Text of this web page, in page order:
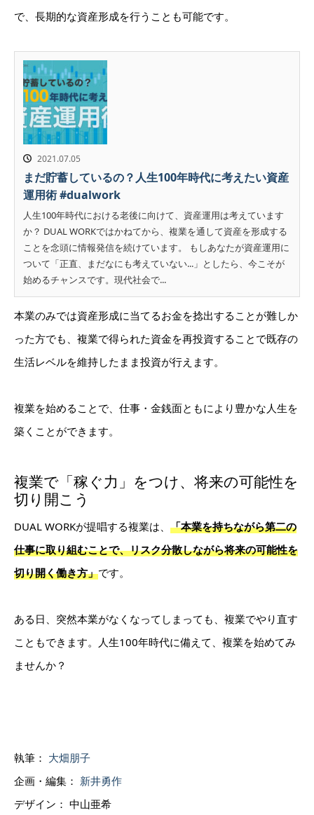
で、長期的な資産形成を行うことも可能です。
2021.07.05
まだ貯蓄しているの？人生100年時代に考えたい資産
運用術 #dualwork
人生100年時代における老後に向けて、資産運用は考えています
か？ DUAL WORKではかねてから、複業を通して資産を形成する
ことを念頭に情報発信を続けています。 もしあなたが資産運用に
ついて「正直、まだなにも考えていない...」としたら、今こそが
始めるチャンスです。現代社会で...
本業のみでは資産形成に当てるお金を捻出することが難しか
った方でも、複業で得られた資金を再投資することで既存の
生活レベルを維持したまま投資が行えます。
複業を始めることで、仕事・金銭面ともにより豊かな人生を
築くことができます。
複業で「稼ぐ力」をつけ、将来の可能性を
切り開こう
DUAL WORKが提唱する複業は、 「本業を持ちながら第二の
仕事に取り組むことで、リスク分散しながら将来の可能性を
切り開く働き方」です。
ある日、突然本業がなくなってしまっても、複業でやり直す
こともできます。 人生100年時代に備えて、複業を始めてみ
ませんか？
執筆： 大畑朋子
企画・編集： 新井勇作
デザイン： 中山亜希